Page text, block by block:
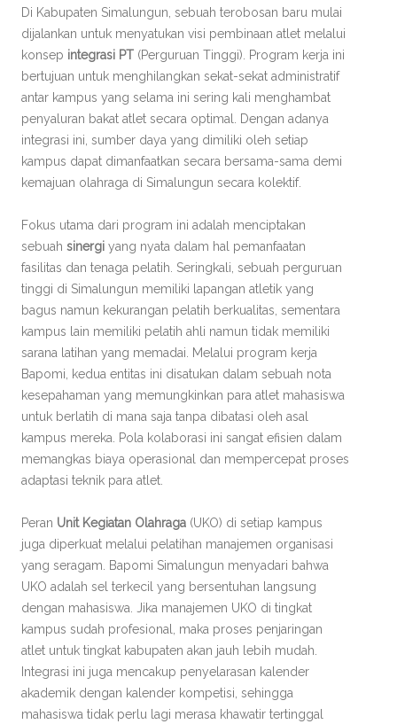
Di Kabupaten Simalungun, sebuah terobosan baru mulai
dijalankan untuk menyatukan visi pembinaan atlet melalui
konsep integrasi PT (Perguruan Tinggi). Program kerja ini
bertujuan untuk menghilangkan sekat-sekat administratif
antar kampus yang selama ini sering kali menghambat
penyaluran bakat atlet secara optimal. Dengan adanya
integrasi ini, sumber daya yang dimiliki oleh setiap
kampus dapat dimanfaatkan secara bersama-sama demi
kemajuan olahraga di Simalungun secara kolektif.
Fokus utama dari program ini adalah menciptakan
sebuah sinergi yang nyata dalam hal pemanfaatan
fasilitas dan tenaga pelatih. Seringkali, sebuah perguruan
tinggi di Simalungun memiliki lapangan atletik yang
bagus namun kekurangan pelatih berkualitas, sementara
kampus lain memiliki pelatih ahli namun tidak memiliki
sarana latihan yang memadai. Melalui program kerja
Bapomi, kedua entitas ini disatukan dalam sebuah nota
kesepahaman yang memungkinkan para atlet mahasiswa
untuk berlatih di mana saja tanpa dibatasi oleh asal
kampus mereka. Pola kolaborasi ini sangat efisien dalam
memangkas biaya operasional dan mempercepat proses
adaptasi teknik para atlet.
Peran Unit Kegiatan Olahraga (UKO) di setiap kampus
juga diperkuat melalui pelatihan manajemen organisasi
yang seragam. Bapomi Simalungun menyadari bahwa
UKO adalah sel terkecil yang bersentuhan langsung
dengan mahasiswa. Jika manajemen UKO di tingkat
kampus sudah profesional, maka proses penjaringan
atlet untuk tingkat kabupaten akan jauh lebih mudah.
Integrasi ini juga mencakup penyelarasan kalender
akademik dengan kalender kompetisi, sehingga
mahasiswa tidak perlu lagi merasa khawatir tertinggal